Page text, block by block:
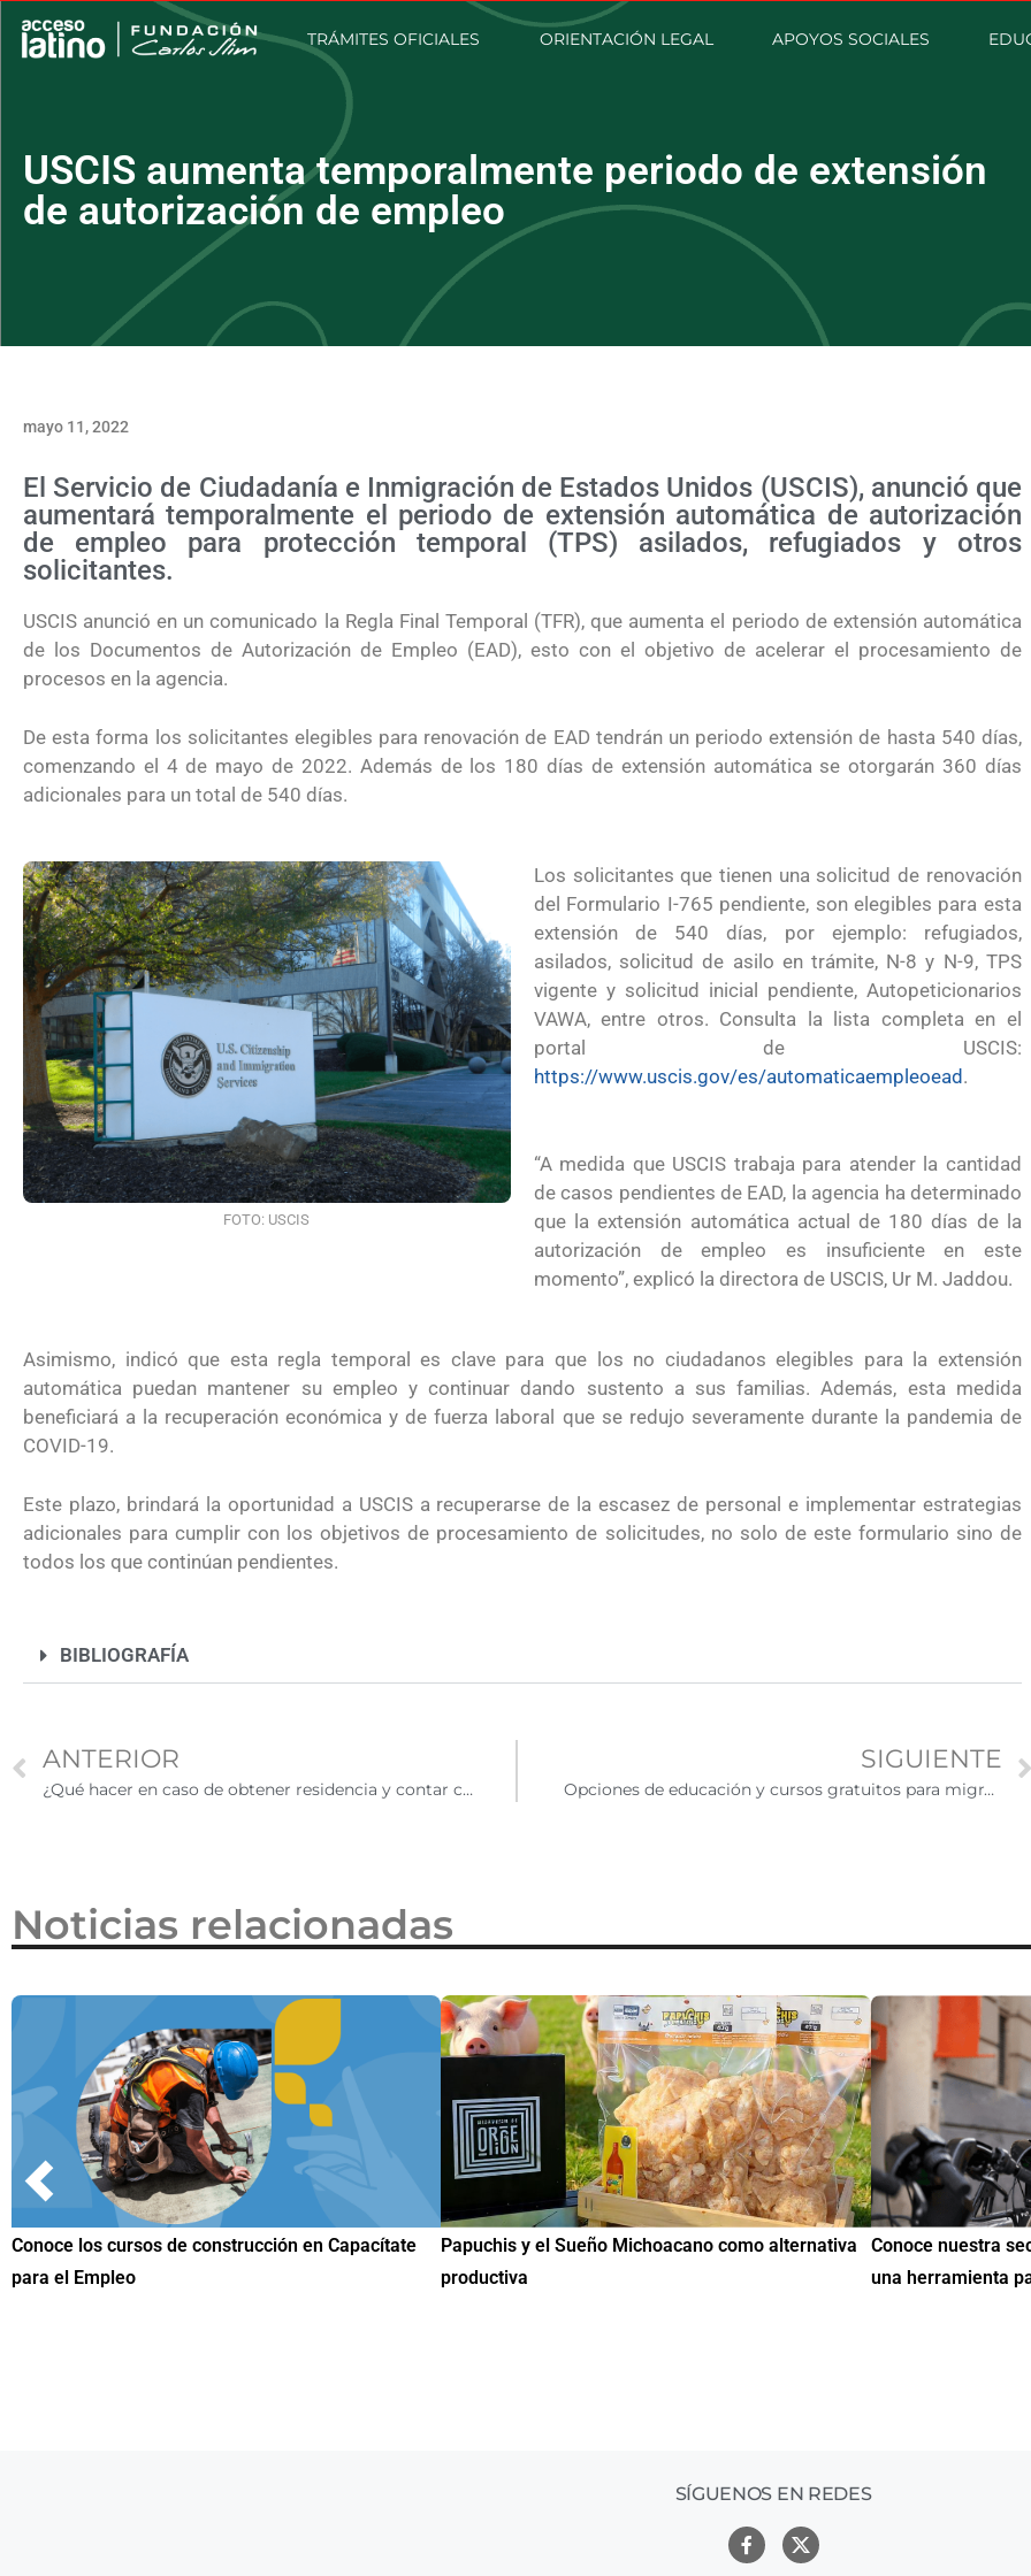
TRÁMITES OFICIALES ORIENTACIÓN LEGAL APOYOS SOCIALES
USCIS aumenta temporalmente periodo de extensión
de autorización de empleo
mayo 11, 2022
El Servicio de Ciudadanía e Inmigración de Estados Unidos (USCIS), anunció que
aumentará temporalmente el periodo de extensión automática de autorización
de empleo para protección temporal (TPS) asilados, refugiados y otros
solicitantes.
USCIS anunció en un comunicado la Regla Final Temporal (TFR), que aumenta el periodo de extensión automática
de los Documentos de Autorización de Empleo (EAD), esto con el objetivo de acelerar el procesamiento de
procesos en la agencia.
De esta forma los solicitantes elegibles para renovación de EAD tendrán un periodo extensión de hasta 540 días,
comenzando el 4 de mayo de 2022. Además de los 180 días de extensión automática se otorgarán 360 días
adicionales para un total de 540 días.
FOTO: USCIS
Los solicitantes que tienen una solicitud de renovación
del Formulario I-765 pendiente, son elegibles para esta
extensión de 540 días, por ejemplo: refugiados,
asilados, solicitud de asilo en trámite, N-8 y N-9, TPS
vigente y solicitud inicial pendiente, Autopeticionarios
VAWA, entre otros. Consulta la lista completa en el
portal de USCIS:
https://www.uscis.gov/es/automaticaempleoead .
“A medida que USCIS trabaja para atender la cantidad
de casos pendientes de EAD, la agencia ha determinado
que la extensión automática actual de 180 días de la
autorización de empleo es insuficiente en este
momento”, explicó la directora de USCIS, Ur M. Jaddou.
Asimismo, indicó que esta regla temporal es clave para que los no ciudadanos elegibles para la extensión
automática puedan mantener su empleo y continuar dando sustento a sus familias. Además, esta medida
beneficiará a la recuperación económica y de fuerza laboral que se redujo severamente durante la pandemia de
COVID-19.
Este plazo, brindará la oportunidad a USCIS a recuperarse de la escasez de personal e implementar estrategias
adicionales para cumplir con los objetivos de procesamiento de solicitudes, no solo de este formulario sino de
todos los que continúan pendientes.
BIBLIOGRAFÍA
ANTERIOR
¿Qué hacer en caso de obtener residencia y contar con DACA vigente?
SIGUIENTE
Opciones de educación y cursos gratuitos para migrantes
¿Qué es la tarifa de reciprocidad para la visa
americana y quién debe pagarla?
Conoce los cursos de construcción en
UNAM San Antonio abre cursos de preparación
para la ciudadanía estadounidense en primavera
2026
Ciudadanízate, el curso gratuito de preparación
para el examen de naturalización en EUA
Noticias relacionadas
Papuchis y el Sueño Michoacano como alternativa
productiva
Conoce nuestra sección de Educación y Empleo:
una herramienta para encontrar oportunidades
IMME realiza la
de Educación
SÍGUENOS EN REDES